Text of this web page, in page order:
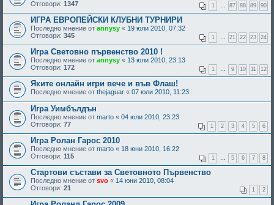
Отговори: 1347 1 … 87 88 89 90
ИГРА ЕВРОПЕЙСКИ КЛУБНИ ТУРНИРИ
Последно мнение от annysy « 19 юли 2010, 07:32
Отговори: 345 1 … 21 22 23 24
Игра Световно първенство 2010 !
Последно мнение от annysy « 13 юли 2010, 23:13
Отговори: 172 1 … 9 10 11 12
Яките онлайн игри вече и във Флаш!
Последно мнение от thejaguar « 07 юли 2010, 11:23
Игра Уимбълдън
Последно мнение от marto « 04 юли 2010, 23:23
Отговори: 77 1 2 3 4 5 6
Игра Ролан Гарос 2010
Последно мнение от marto « 18 юни 2010, 16:22
Отговори: 115 1 … 5 6 7 8
Стартови състави за Световното Първенство
Последно мнение от svo « 14 юни 2010, 08:04
Отговори: 21 1 2